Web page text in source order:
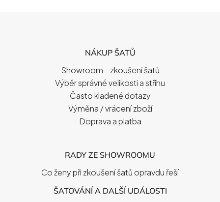
NÁKUP ŠATŮ
Showroom - zkoušení šatů
Výběr správné velikosti a střihu
Často kladené dotazy
Výměna / vrácení zboží
Doprava a platba
RADY ZE SHOWROOMU
Co ženy při zkoušení šatů opravdu řeší
ŠATOVÁNÍ A DALŠÍ UDÁLOSTI